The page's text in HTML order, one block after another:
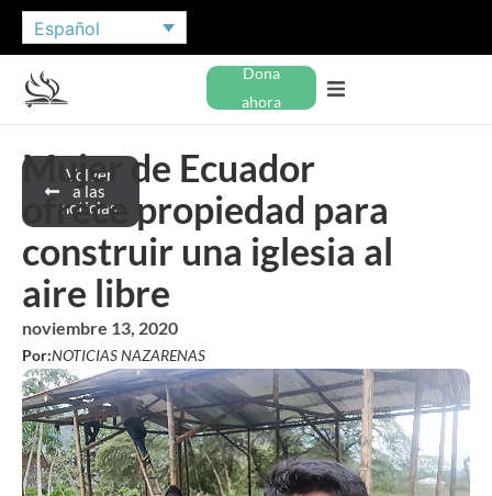
Español
Dona
ahora
Volver
a las
noticias
Mujer de Ecuador
ofrece propiedad para
construir una iglesia al
aire libre
noviembre 13, 2020
Por:NOTICIAS NAZARENAS